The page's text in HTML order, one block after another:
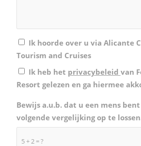
Ik hoorde over u via Alicante
Tourism and Cruises
Ik heb het privacybeleid van
Resort gelezen en ga hiermee
5 + 2 = ?
Bewijs a.u.b. dat u een mens
volgende vergelijking op te